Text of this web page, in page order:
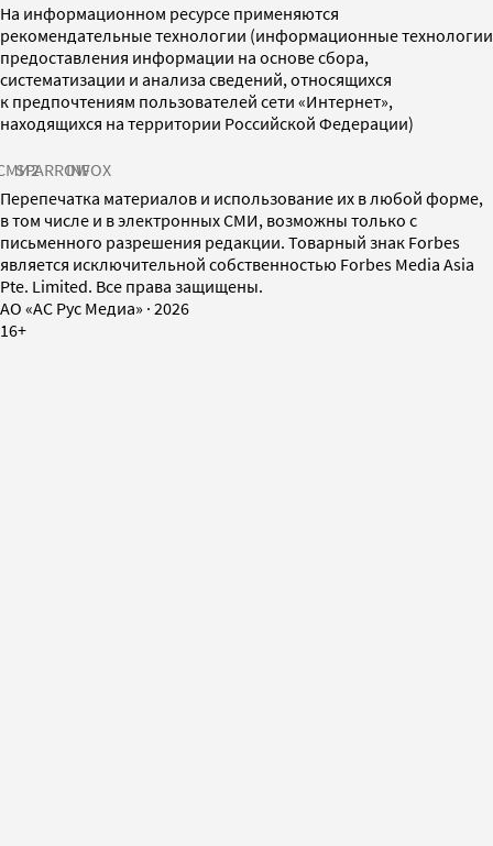
На информационном ресурсе применяются
рекомендательные технологии (информационные технологии
предоставления информации на основе сбора,
систематизации и анализа сведений, относящихся
к предпочтениям пользователей сети «Интернет»,
находящихся на территории Российской Федерации)
SPARROWINFOX
Перепечатка материалов и использование их в любой форме,
в том числе и в электронных СМИ, возможны только с
письменного разрешения редакции. Товарный знак Forbes
является исключительной собственностью Forbes Media Asia
Pte. Limited. Все права защищены.
AO «АС Рус Медиа» · 2026
16+